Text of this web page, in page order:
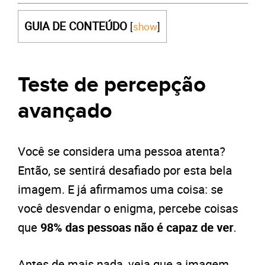
GUIA DE CONTEÚDO [show]
Teste de percepção
avançado
Você se considera uma pessoa atenta?
Então, se sentirá desafiado por esta bela
imagem. E já afirmamos uma coisa: se
você desvendar o enigma, percebe coisas
que 98% das pessoas não é capaz de ver.